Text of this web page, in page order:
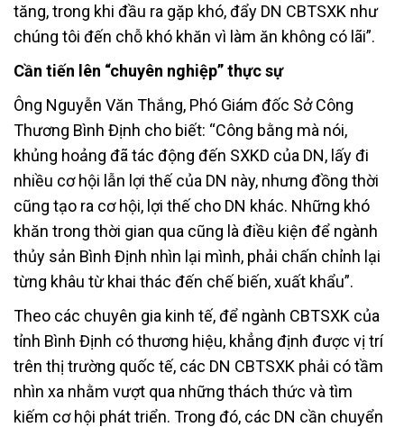
tăng, trong khi đầu ra gặp khó, đẩy DN CBTSXK như
chúng tôi đến chỗ khó khăn vì làm ăn không có lãi”.
Cần tiến lên “chuyên nghiệp” thực sự
Ông Nguyễn Văn Thắng, Phó Giám đốc Sở Công
Thương Bình Định cho biết: “Công bằng mà nói,
khủng hoảng đã tác động đến SXKD của DN, lấy đi
nhiều cơ hội lẫn lợi thế của DN này, nhưng đồng thời
cũng tạo ra cơ hội, lợi thế cho DN khác. Những khó
khăn trong thời gian qua cũng là điều kiện để ngành
thủy sản Bình Định nhìn lại mình, phải chấn chỉnh lại
từng khâu từ khai thác đến chế biến, xuất khẩu”.
Theo các chuyên gia kinh tế, để ngành CBTSXK của
tỉnh Bình Định có thương hiệu, khẳng định được vị trí
trên thị trường quốc tế, các DN CBTSXK phải có tầm
nhìn xa nhằm vượt qua những thách thức và tìm
kiếm cơ hội phát triển. Trong đó, các DN cần chuyển